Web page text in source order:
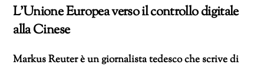
L’Unione Europea verso il controllo digitale
alla Cinese
Markus Reuter è un giornalista tedesco che scrive di